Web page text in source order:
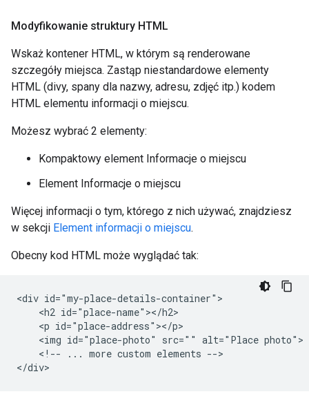
Modyfikowanie struktury HTML
Wskaż kontener HTML, w którym są renderowane
szczegóły miejsca. Zastąp niestandardowe elementy
HTML (divy, spany dla nazwy, adresu, zdjęć itp.) kodem
HTML elementu informacji o miejscu.
Możesz wybrać 2 elementy:
Kompaktowy element Informacje o miejscu
Element Informacje o miejscu
Więcej informacji o tym, którego z nich używać, znajdziesz
w sekcji Element informacji o miejscu.
Obecny kod HTML może wyglądać tak:
<div id="my-place-details-container">
    <h2 id="place-name"></h2>
    <p id="place-address"></p>
    <img id="place-photo" src="" alt="Place photo">
    <!-- ... more custom elements -->